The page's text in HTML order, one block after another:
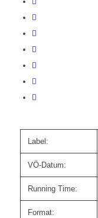
Label:
VÖ-Datum:
Running Time:
Format: